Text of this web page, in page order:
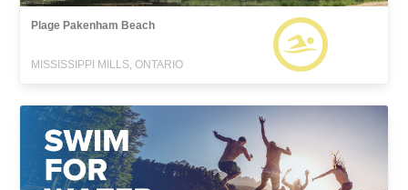
Plage Pakenham Beach
MISSISSIPPI MILLS, ONTARIO